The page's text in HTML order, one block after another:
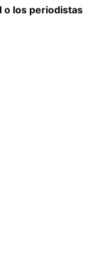
o los periodistas